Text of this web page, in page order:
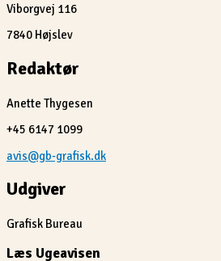
Viborgvej 116
7840 Højslev
Redaktør
Anette Thygesen
+45 6147 1099
avis@gb-grafisk.dk
Udgiver
Grafisk Bureau
Læs Ugeavisen